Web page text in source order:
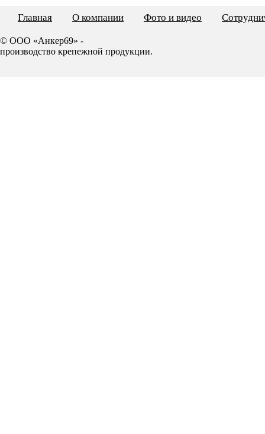
Главная О компании Фото и видео
© ООО «Анкер69» -
производство крепежной продукции.